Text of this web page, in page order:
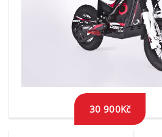
30 900Kč